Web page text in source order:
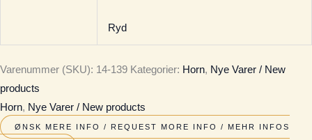
Ryd
Varenummer (SKU): 14-139 Kategorier: Horn, Nye Varer / New
products
Horn, Nye Varer / New products
ØNSK MERE INFO / REQUEST MORE INFO / MEHR INFOS